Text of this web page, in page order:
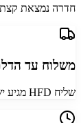
חדרה נמצאת קצת
משלוח עד
שליח HFD מגיע ישירות אליכם